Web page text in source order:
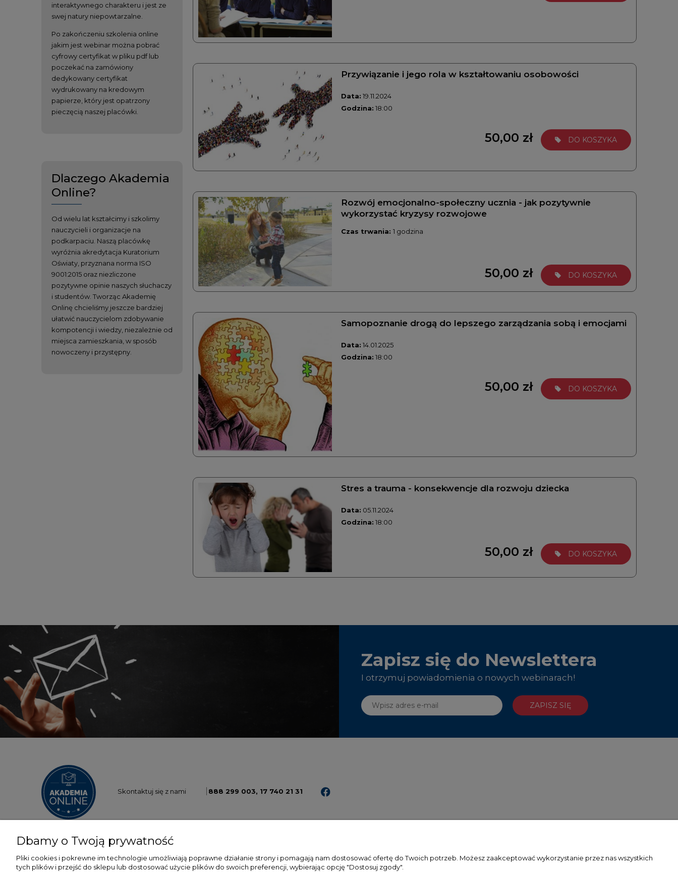
interaktywnego charakteru i jest ze
swej natury niepowtarzalne.
Po zakończeniu szkolenia online
jakim jest webinar można pobrać
cyfrowy certyfikat w pliku pdf lub
poczekać na zamówiony
dedykowany certyfikat
wydrukowany na kredowym
papierze, który jest opatrzony
pieczęcią naszej placówki.
Dlaczego Akademia
Online?
Od wielu lat kształcimy i szkolimy
nauczycieli i organizacje na
podkarpaciu. Naszą placówkę
wyróżnia akredytacja Kuratorium
Oświaty, przyznana norma ISO
9001:2015 oraz niezliczone
pozytywne opinie naszych słuchaczy
i studentów. Tworząc Akademię
Onlinę chcieliśmy jeszcze bardziej
ułatwić nauczycielom zdobywanie
kompotencji i wiedzy, niezależnie od
miejsca zamieszkania, w sposób
nowoczeny i przystępny.
Przywiązanie i jego rola w kształtowaniu osobowości
Data: 19.11.2024
Godzina: 18:00
50,00 zł DO KOSZYKA
Rozwój emocjonalno-społeczny ucznia - jak pozytywnie
wykorzystać kryzysy rozwojowe
Czas trwania:1 godzina
50,00 zł DO KOSZYKA
Samopoznanie drogą do lepszego zarządzania sobą i emocjami
Data: 14.01.2025
Godzina: 18:00
50,00 zł DO KOSZYKA
Stres a trauma - konsekwencje dla rozwoju dziecka
Data: 05.11.2024
Godzina: 18:00
50,00 zł DO KOSZYKA
Zapisz się do Newslettera
I otrzymuj powiadomienia o nowych webinarach!
ZAPISZ SIĘ
Skontaktuj się z nami 888 299 003, 17 740 21 31
POMOC MOJE KONTO PŁATNOŚCI I DOSTAWA INFORMACJE
Dbamy o Twoją prywatność
Pliki cookies i pokrewne im technologie umożliwiają poprawne działanie strony i pomagają nam dostosować ofertę do Twoich potrzeb. Możesz zaakceptować wykorzystanie przez nas wszystkich
tych plików i przejść do sklepu lub dostosować użycie plików do swoich preferencji, wybierając opcję "Dostosuj zgody".